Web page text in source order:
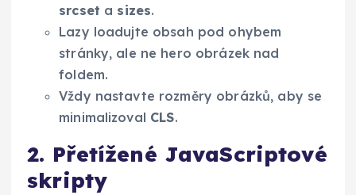
srcset a sizes.
Lazy loadujte obsah pod ohybem
stránky, ale ne hero obrázek nad
foldem.
Vždy nastavte rozměry obrázků, aby se
minimalizoval CLS.
2. Přetížené JavaScriptové
skripty